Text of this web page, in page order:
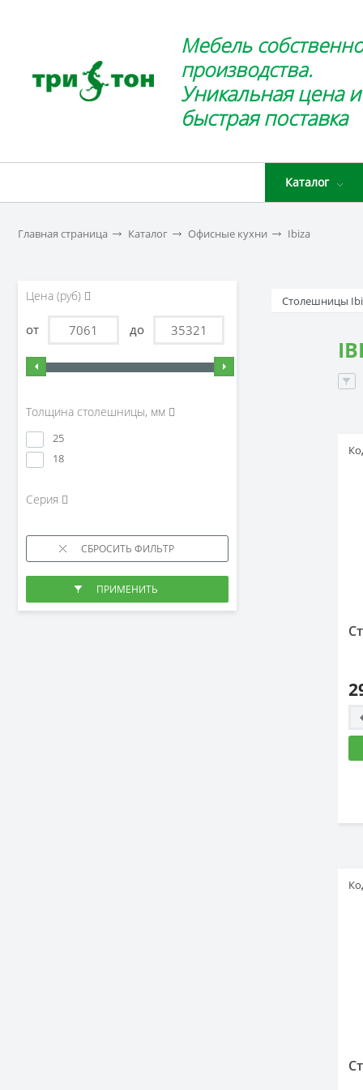
Мебель
производства.
Уникальная цена и
быстрая поставка
Каталог
Главная страница Каталог Офисные кухни Ibiza
Цена (руб)
от до
Толщина столешницы, мм
25
18
Серия
Столешницы